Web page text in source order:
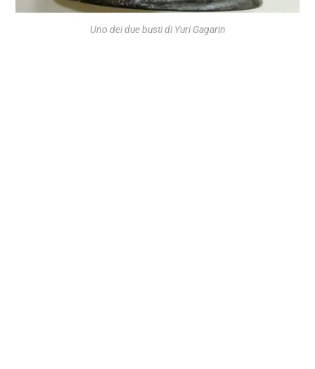
Uno dei due busti di Yuri Gagarin